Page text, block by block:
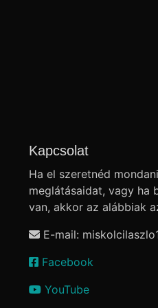
Kapcsolat
Ha el szeretnéd
meglátásaidat, vagy ha
van, akkor az alábbiak
E-mail:
Facebook
YouTube